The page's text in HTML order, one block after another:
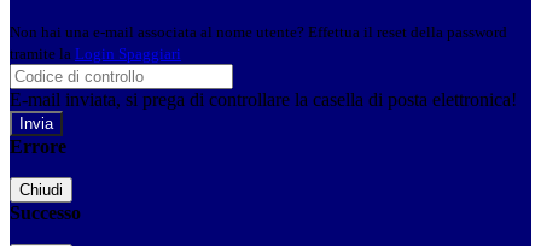
Non hai una e-mail associata al nome utente? Effettua il reset della password
tramite la Login Spaggiari
E-mail inviata, si prega di controllare la casella di posta elettronica!
Errore
Chiudi
Successo